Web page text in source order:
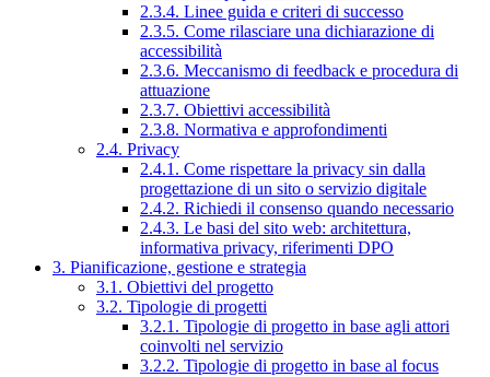
2.3.4. Linee guida e criteri di successo
2.3.5. Come rilasciare una dichiarazione di
accessibilità
2.3.6. Meccanismo di feedback e procedura di
attuazione
2.3.7. Obiettivi accessibilità
2.3.8. Normativa e approfondimenti
2.4. Privacy
2.4.1. Come rispettare la privacy sin dalla
progettazione di un sito o servizio digitale
2.4.2. Richiedi il consenso quando necessario
2.4.3. Le basi del sito web: architettura,
informativa privacy, riferimenti DPO
3. Pianificazione, gestione e strategia
3.1. Obiettivi del progetto
3.2. Tipologie di progetti
3.2.1. Tipologie di progetto in base agli attori
coinvolti nel servizio
3.2.2. Tipologie di progetto in base al focus